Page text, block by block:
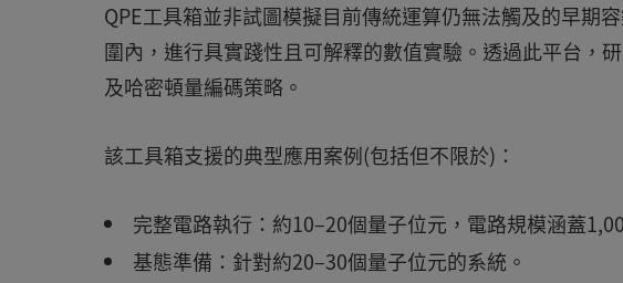
QPE工具箱並非試圖模擬目前傳統運算仍無法觸及的早期
圍內，進行具實踐性且可解釋的數值實驗。透過此平台，
及哈密頓量編碼策略。
該工具箱支援的典型應用案例(包括但不限於)：
完整電路執行：約10–20個量子位元，電路規模涵蓋
基態準備：針對約20–30個量子位元的系統。